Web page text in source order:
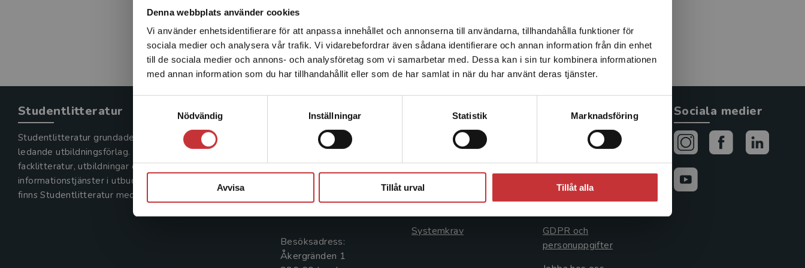
Denna webbplats använder cookies
Vi använder enhetsidentifierare för att anpassa innehållet och annonserna till användarna, tillhandahålla funktioner för
sociala medier och analysera vår trafik. Vi vidarebefordrar även sådana identifierare och annan information från din enhet
till de sociala medier och annons- och analysföretag som vi samarbetar med. Dessa kan i sin tur kombinera informationen
med annan information som du har tillhandahållit eller som de har samlat in när du har använt deras tjänster.
Nödvändig
Inställningar Statistik Marknadsföring
Avvisa Tillåt urval Tillåt alla
Det verkar som att du besöker studentlitteratur.se via en
enhet utanför Sverige. Vi erbjuder inte leveranser utanför
Sverige. För att kunna slutföra ett köp måste
leveransadressen vara i Sverige.Läs mer
Studentlitteratur
Studentlitteratur grundades 1963 och är idag Sveriges
ledande utbildningsförlag. Med läromedel, kurslitteratur,
facklitteratur, utbildningar och digitala
informationstjänster i utbudet,
finns Studentlitteratur med längs hela kunskapsresan.
Kontakta oss
Kontakta oss
046-31 20 00
Box 141
221 00 Lund
Besöksadress:
Åkergränden 1
Kundservice
Kontakta kundservice
046-31 21 00
Frågor och svar
Systemkrav
Allmänna länkar
Avtal och rättigheter
Cookies
GDPR och
personuppgifter
Sociala medier